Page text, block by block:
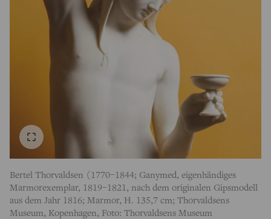
Bertel Thorvaldsen (1770–1844; Ganymed, eigenhändiges
Marmorexemplar, 1819–1821, nach dem originalen Gipsmodell
aus dem Jahr 1816; Marmor, H. 135,7 cm; Thorvaldsens
Museum, Kopenhagen, Foto: Thorvaldsens Museum